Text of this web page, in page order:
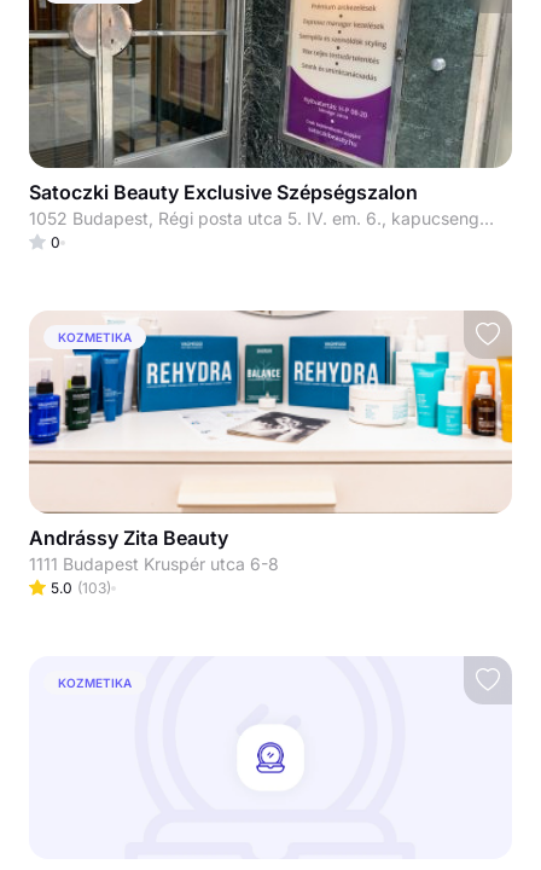
Satoczki Beauty Exclusive Szépségszalon
1052 Budapest, Régi posta utca 5. IV. em. 6., kapucsengő: 33
0
KOZMETIKA
Andrássy Zita Beauty
1111 Budapest Kruspér utca 6-8
5.0 (103)
KOZMETIKA